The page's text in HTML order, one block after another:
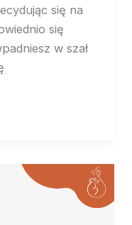
się na
się
w szał